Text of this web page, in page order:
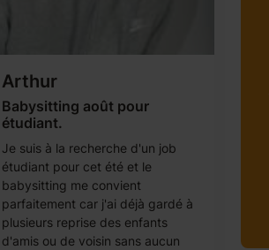
Arthur
Babysitting août pour
étudiant.
Je suis à la recherche d'un job
étudiant pour cet été et le
babysitting me convient
parfaitement car j'ai déjà gardé à
plusieurs reprise des enfants
d'amis ou de voisin sans aucun